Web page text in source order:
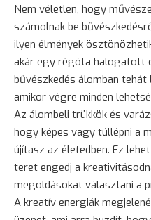
Nem véletlen, hogy
számolnak be
ilyen élmények
akár egy régóta halogatott
bűvészkedés álomban
amikor végre minden
Az álombeli trükkök és
hogy képes vagy túllépni a
újítasz az életedben. Ez
teret engedj a
megoldásokat választani a
A kreatív energiák